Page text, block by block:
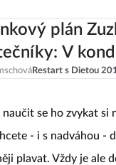
plán
V
Restart s Dietou
se ho zvykat si
- i s nadváhou -
plavat. Vždy je ale